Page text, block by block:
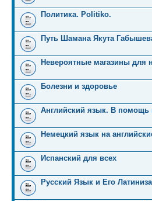
Политика. Politiko.
Путь Шамана Якута
Невероятные магазины для
Болезни и здоровье
Английский язык. В
Немецкий язык на
Испанский для всех
Русский Язык и Его